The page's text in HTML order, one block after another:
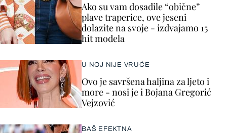
Ako su vam dosadile “obične”
plave traperice, ove jeseni
dolazite na svoje - izdvajamo 15
hit modela
U NOJ NIJE VRUĆE
Ovo je savršena haljina za ljeto i
more - nosi je i Bojana Gregorić
Vejzović
BAŠ EFEKTNA